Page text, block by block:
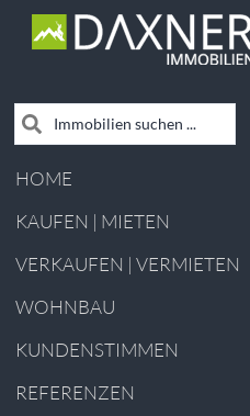
HOME
KAUFEN | MIETEN
VERKAUFEN | VERMIETEN
WOHNBAU
KUNDENSTIMMEN
REFERENZEN